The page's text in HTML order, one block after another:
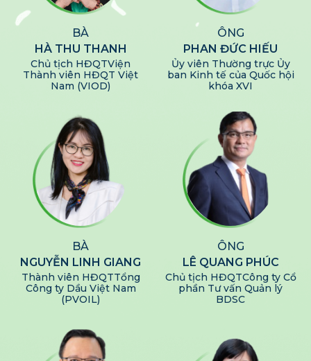
BÀ
HÀ THU THANH
Chủ tịch HĐQTViện
Thành viên HĐQT Việt
Nam (VIOD)
ÔNG
PHAN ĐỨC HIẾU
Ủy viên Thường trực Ủy
ban Kinh tế của Quốc hội
khóa XVI
BÀ
NGUYỄN LINH GIANG
Thành viên HĐQTTổng
Công ty Dầu Việt Nam
(PVOIL)
ÔNG
LÊ QUANG PHÚC
Chủ tịch HĐQTCông ty Cổ
phần Tư vấn Quản lý
BDSC